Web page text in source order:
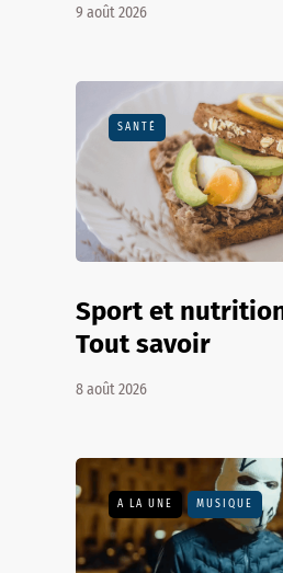
9 août 2026
SANTÉ
Sport et
Tout savoir
8 août 2026
A LA UNE MUSIQUE